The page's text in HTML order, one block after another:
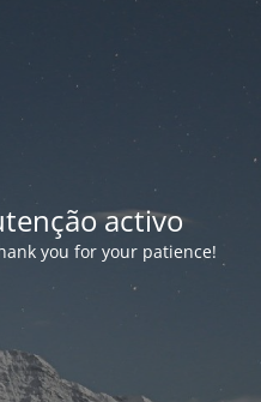
activo
you for your patience!